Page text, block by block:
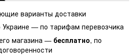
варианты доставки
Украине — по тарифам перевозчика
магазина — бесплатно, по